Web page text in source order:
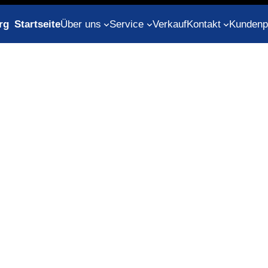
StartseiteÜber uns Service VerkaufKontakt